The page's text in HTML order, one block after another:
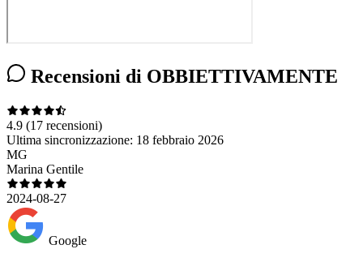
Recensioni di OBBIETTIVAMENTE
4.9 (17 recensioni)
Ultima sincronizzazione: 18 febbraio 2026
MG
Marina Gentile
2024-08-27
Google